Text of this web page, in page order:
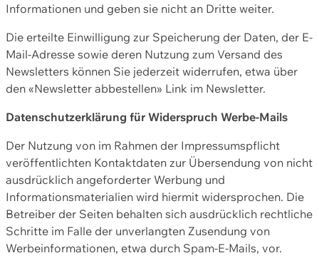
Informationen und geben sie nicht an Dritte weiter.
Die erteilte Einwilligung zur Speicherung der Daten, der E-
Mail-Adresse sowie deren Nutzung zum Versand des
Newsletters können Sie jederzeit widerrufen, etwa über
den «Newsletter abbestellen» Link im Newsletter.
Datenschutzerklärung für Widerspruch Werbe-Mails
Der Nutzung von im Rahmen der Impressumspflicht
veröffentlichten Kontaktdaten zur Übersendung von nicht
ausdrücklich angeforderter Werbung und
Informationsmaterialien wird hiermit widersprochen. Die
Betreiber der Seiten behalten sich ausdrücklich rechtliche
Schritte im Falle der unverlangten Zusendung von
Werbeinformationen, etwa durch Spam-E-Mails, vor.